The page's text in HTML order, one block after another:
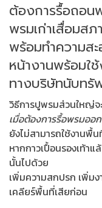
ต้องการรื้อถอน
พรมเก่าเสื่อมส
พร้อมทำความส
หน้างานพร้อมใ
ทางบริษัทนับท
วิธีการปูพรมส่วนใหญ่จ
เมื่อต้องการรื้อพรมออ
ยังไม่สามารถใช้งานพื้น
หากกาวเปื้อนรองเท้า
นั้นไปด้วย
เพิ่มความสกปรก เพิ่มง
เคลียร์พื้นที่เสียก่อน